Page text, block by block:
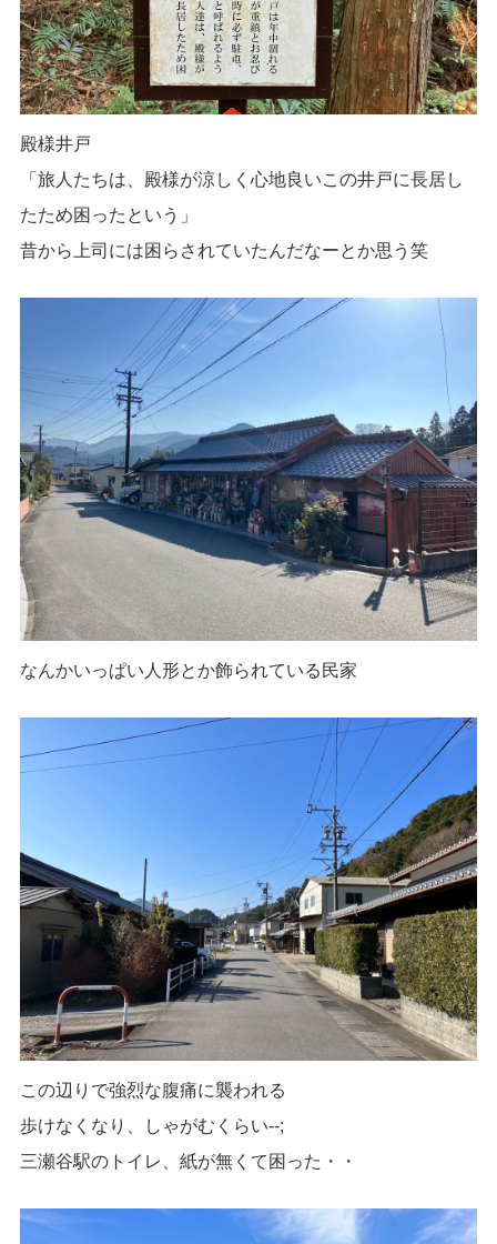
殿様井戸
「旅人たちは、殿様が涼しく心地良いこの井戸に長居し
たため困ったという」
昔から上司には困らされていたんだなーとか思う笑
なんかいっぱい人形とか飾られている民家
この辺りで強烈な腹痛に襲われる
歩けなくなり、しゃがむくらい--;
三瀬谷駅のトイレ、紙が無くて困った・・